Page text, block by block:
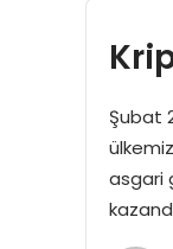
Şubat
asgari